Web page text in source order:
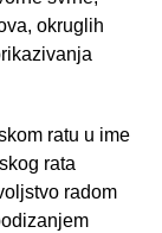
okruglih
ratu u ime
rata
radom